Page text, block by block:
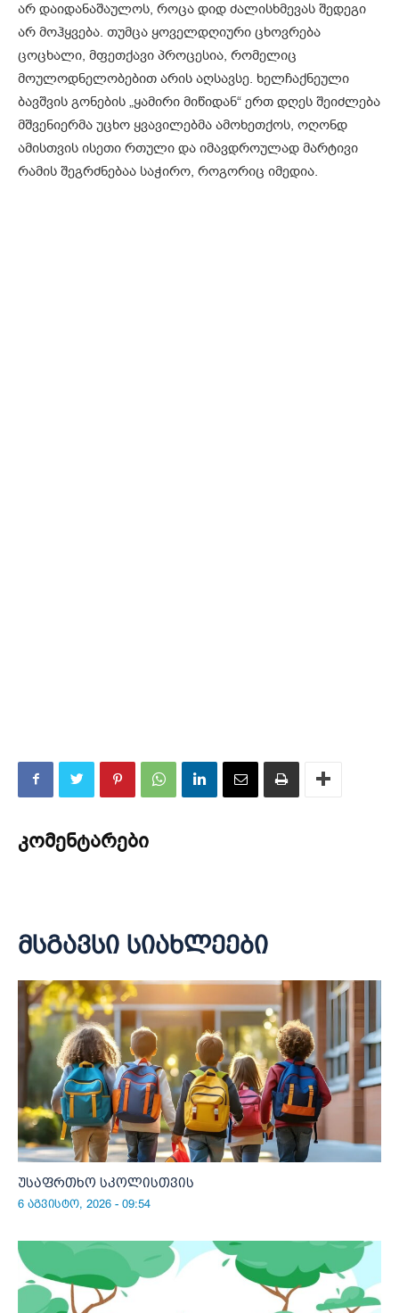
არ დაიდანაშაულოს, როცა დიდ ძალისხმევას შედეგი
არ მოჰყვება. თუმცა ყოველდღიური ცხოვრება
ცოცხალი, მფეთქავი პროცესია, რომელიც
მოულოდნელობებით არის აღსავსე. ხელჩაქნეული
ბავშვის გონების „ყამირი მიწიდან“ ერთ დღეს შეიძლება
მშვენიერმა უცხო ყვავილებმა ამოხეთქოს, ოღონდ
ამისთვის ისეთი რთული და იმავდროულად მარტივი
რამის შეგრძნებაა საჭირო, როგორიც იმედია.
კომენტარები
მსგავსი სიახლეები
უსაფრთხო სკოლისთვის
6 აგვისტო, 2026 - 09:54